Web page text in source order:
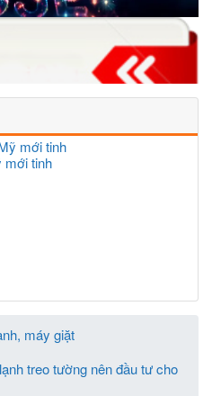
mới tinh
máy giặt
treo tường nên đầu tư cho